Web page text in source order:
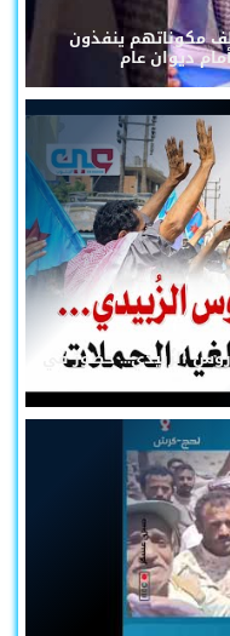
مكوناتهم ينفذون
ديوان عام
الزُبيدي... حضورٌ في